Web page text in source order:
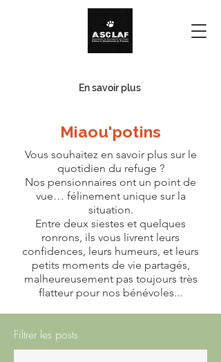
En savoir plus
Miaou'potins
Vous souhaitez en savoir plus sur le
quotidien du refuge ?
Nos pensionnaires ont un point de
vue… félinement unique sur la
situation.
Entre deux siestes et quelques
ronrons, ils vous livrent leurs
confidences, leurs humeurs, et leurs
petits moments de vie partagés,
malheureusement pas toujours très
flatteur pour nos bénévoles...
Filtrer les posts